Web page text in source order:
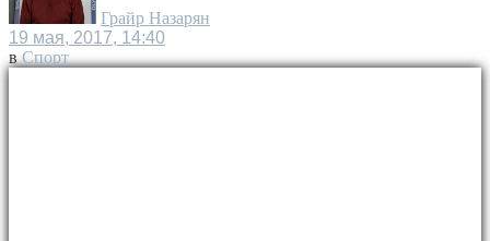
Грайр Назарян
19 мая, 2017, 14:40
в Спорт